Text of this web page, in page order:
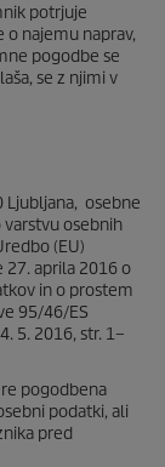
potrjuje
najemu naprav,
pogodbe se
se z njimi v
Ljubljana, osebne
osebnih
(EU)
27. aprila 2016 o
in o prostem
95/46/ES
5. 2016, str. 1–
pogodbena
podatki, ali
pred